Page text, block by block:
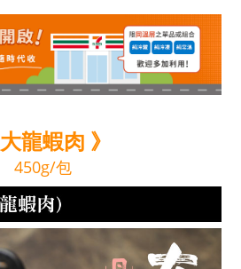
大龍蝦肉 》
450g/包